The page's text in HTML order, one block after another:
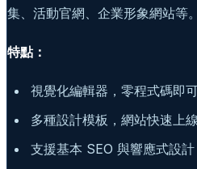
集、活動官網、企業形象網站等。
特點：
視覺化編輯器，零程式碼即
多種設計模板，網站快速上線
支援基本 SEO 與響應式設計